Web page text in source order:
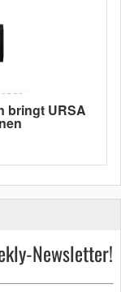
bringt URSA
Newsletter!